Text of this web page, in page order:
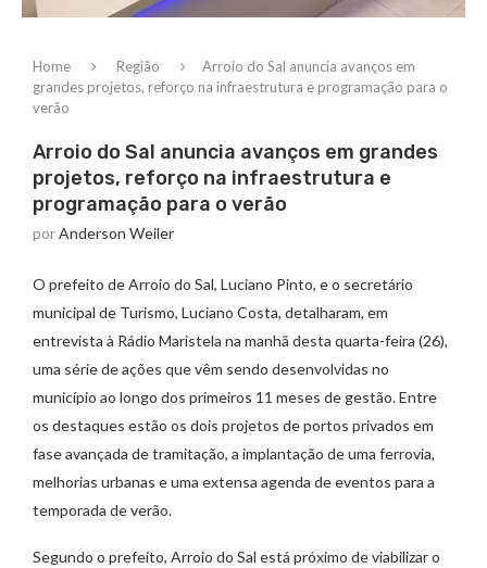
Home Região
Arroio do Sal anuncia avanços em
grandes projetos, reforço na infraestrutura e programação para o
verão
Arroio do Sal anuncia avanços em grandes
projetos, reforço na infraestrutura e
programação para o verão
porAnderson Weiler
O prefeito de Arroio do Sal, Luciano Pinto, e o secretário
municipal de Turismo, Luciano Costa, detalharam, em
entrevista à Rádio Maristela na manhã desta quarta-feira (26),
uma série de ações que vêm sendo desenvolvidas no
município ao longo dos primeiros 11 meses de gestão. Entre
os destaques estão os dois projetos de portos privados em
fase avançada de tramitação, a implantação de uma ferrovia,
melhorias urbanas e uma extensa agenda de eventos para a
temporada de verão.
Segundo o prefeito, Arroio do Sal está próximo de viabilizar o